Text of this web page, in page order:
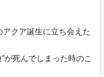
クア誕生に立ち会えた
死んでしまった時のこ